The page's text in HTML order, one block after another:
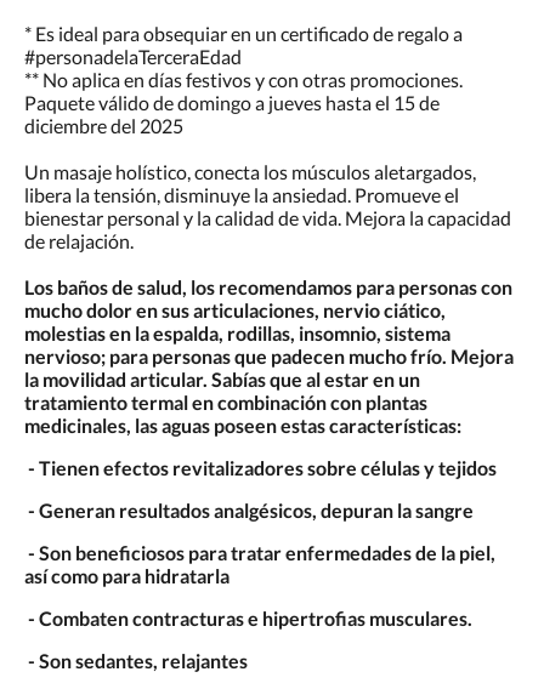
* Es ideal para obsequiar en un certificado de regalo a
#personadelaTerceraEdad
** No aplica en días festivos y con otras promociones.
Paquete válido de domingo a jueves hasta el 15 de
diciembre del 2025
Un masaje holístico, conecta los músculos aletargados,
libera la tensión, disminuye la ansiedad. Promueve el
bienestar personal y la calidad de vida. Mejora la capacidad
de relajación.
Los baños de salud, los recomendamos para personas con
mucho dolor en sus articulaciones, nervio ciático,
molestias en la espalda, rodillas, insomnio, sistema
nervioso; para personas que padecen mucho frío. Mejora
la movilidad articular. Sabías que al estar en un
tratamiento termal en combinación con plantas
medicinales, las aguas poseen estas características:
- Tienen efectos revitalizadores sobre células y tejidos
- Generan resultados analgésicos, depuran la sangre
- Son beneficiosos para tratar enfermedades de la piel,
así como para hidratarla
- Combaten contracturas e hipertrofias musculares.
- Son sedantes, relajantes